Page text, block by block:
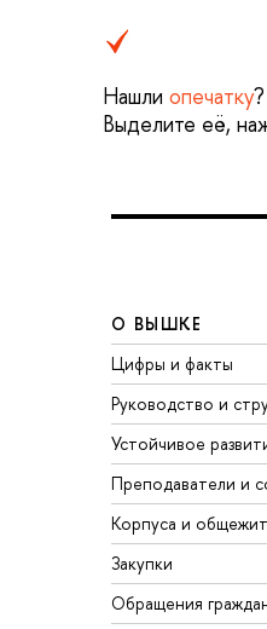
Нашли опечатку?
Выделите её,
О ВЫШКЕ
Цифры и факты
Руководство и
Устойчивое
Преподаватели и
Корпуса и
Закупки
Обращения